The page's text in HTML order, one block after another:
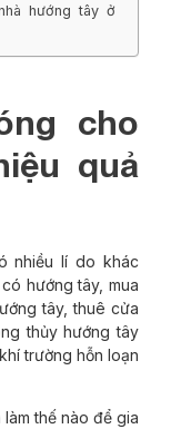
hướng tây ở
cho
quả
nhiều lí do khác
hướng tây, mua
tây, thuê cửa
thủy hướng tây
trường hỗn loạn
thế nào để gia